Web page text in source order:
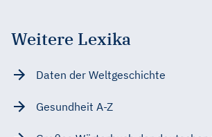
Weitere Lexika
Daten der Weltgeschichte
Gesundheit A-Z